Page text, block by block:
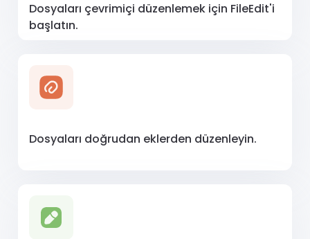
Dosyaları çevrimiçi düzenlemek için FileEdit'i
başlatın.
Dosyaları doğrudan eklerden düzenleyin.